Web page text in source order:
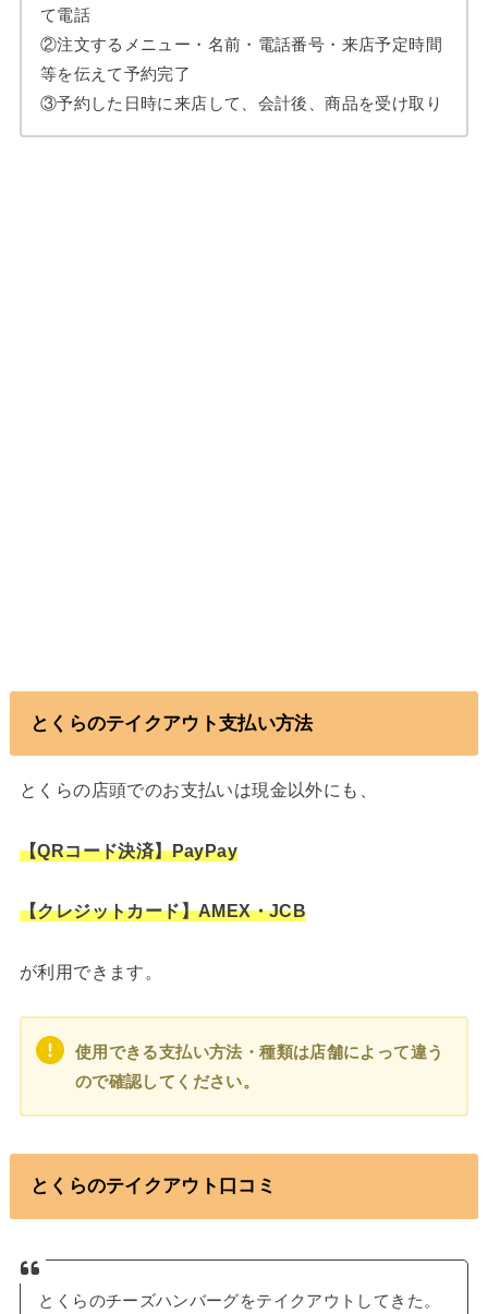
て電話
②注文するメニュー・名前・電話番号・来店予定時間
等を伝えて予約完了
③予約した日時に来店して、会計後、商品を受け取り
とくらのテイクアウト支払い方法
とくらの店頭でのお支払いは現金以外にも、
【QRコード決済】PayPay
【クレジットカード】AMEX・JCB
が利用できます。
使用できる支払い方法・種類は店舗によって違う
ので確認してください。
とくらのテイクアウト口コミ
とくらのチーズハンバーグをテイクアウトしてきた。